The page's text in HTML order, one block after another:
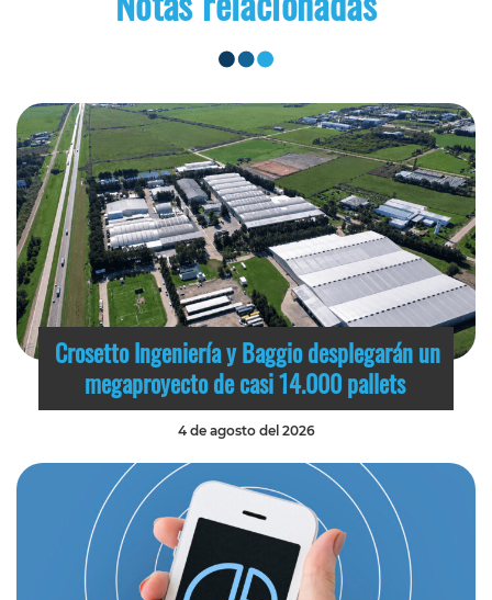
Crosetto Ingeniería y Baggio desplegarán un
megaproyecto de casi 14.000 pallets
4 de agosto del 2026